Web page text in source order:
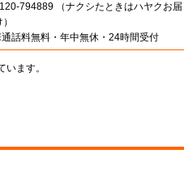
794889 （ナクシたときはハヤクお届
話料無料・年中無休・24時間受付
ます。